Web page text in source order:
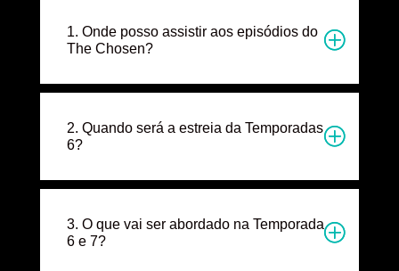
1. Onde posso assistir aos episódios do
The Chosen?
2. Quando será a estreia da Temporadas
6?
3. O que vai ser abordado na Temporada
6 e 7?